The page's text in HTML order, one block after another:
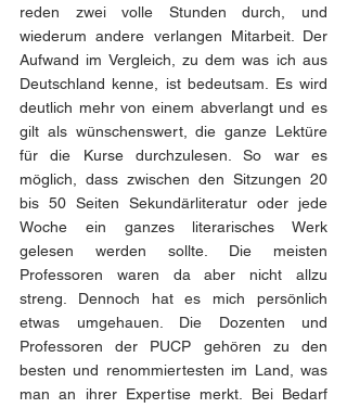
reden zwei volle Stunden durch, und
wiederum andere verlangen Mitarbeit. Der
Aufwand im Vergleich, zu dem was ich aus
Deutschland kenne, ist bedeutsam. Es wird
deutlich mehr von einem abverlangt und es
gilt als wünschenswert, die ganze Lektüre
für die Kurse durchzulesen. So war es
möglich, dass zwischen den Sitzungen 20
bis 50 Seiten Sekundärliteratur oder jede
Woche ein ganzes literarisches Werk
gelesen werden sollte. Die meisten
Professoren waren da aber nicht allzu
streng. Dennoch hat es mich persönlich
etwas umgehauen. Die Dozenten und
Professoren der PUCP gehören zu den
besten und renommiertesten im Land, was
man an ihrer Expertise merkt. Bei Bedarf